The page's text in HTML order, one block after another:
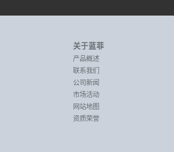
关于蓝菲
产品概述
联系我们
公司新闻
市场活动
网站地图
资质荣誉